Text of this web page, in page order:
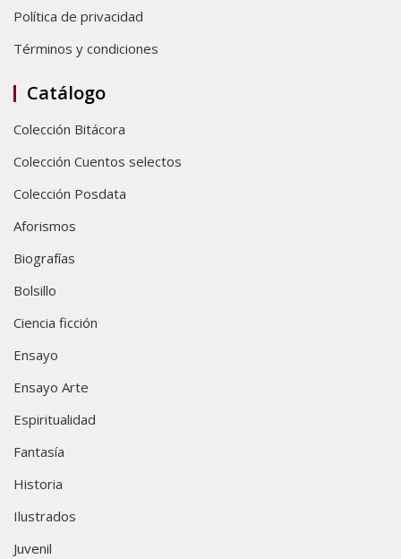
Política de privacidad
Términos y condiciones
Catálogo
Colección Bitácora
Colección Cuentos selectos
Colección Posdata
Aforismos
Biografías
Bolsillo
Ciencia ficción
Ensayo
Ensayo Arte
Espiritualidad
Fantasía
Historia
Ilustrados
Juvenil